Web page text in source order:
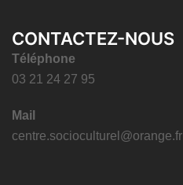
CONTACTEZ-NOUS
Téléphone
03 21 24 27 95
Mail
centre.socioculturel@orange.fr